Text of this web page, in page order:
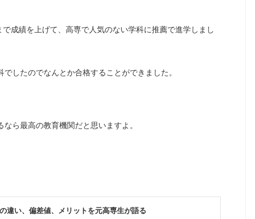
成績を上げて、高専で人気のない学科に推薦で進学しまし
したのでなんとか合格することができました。
ら最高の教育機関だと思いますよ。
違い、偏差値、メリットを元高専生が語る